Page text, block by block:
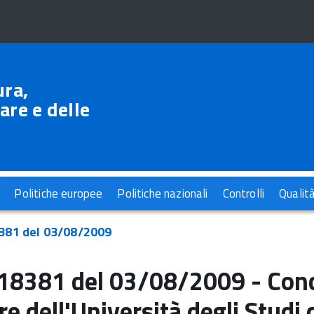
e delle
Politiche europee Politiche nazionali Controlli
del 03/08/2009
del 03/08/2009 -